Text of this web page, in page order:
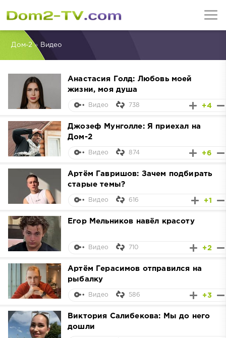
Дом-2» Видео
Анастасия Голд: Любовь моей
жизни, моя душа
+4
Видео 738
Джозеф Мунголле: Я приехал на
Дом-2
+6
Видео 874
Артём Гавришов: Зачем подбирать
старые темы?
+1
Видео 616
Егор Мельников навёл красоту
+2
Видео 710
Артём Герасимов отправился на
рыбалку
+3
Видео 586
Виктория Салибекова: Мы до него
дошли